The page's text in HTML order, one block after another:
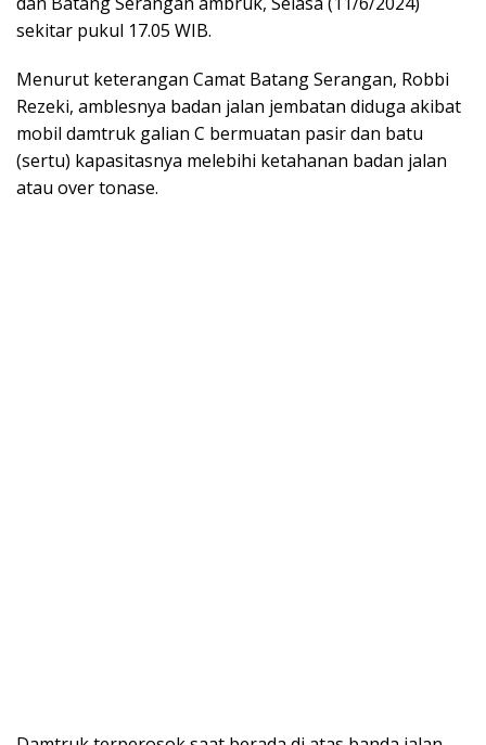
sekitar pukul 17.05 WIB.
Menurut keterangan Camat Batang Serangan, Robbi
Rezeki, amblesnya badan jalan jembatan diduga akibat
mobil damtruk galian C bermuatan pasir dan batu
(sertu) kapasitasnya melebihi ketahanan badan jalan
atau over tonase.